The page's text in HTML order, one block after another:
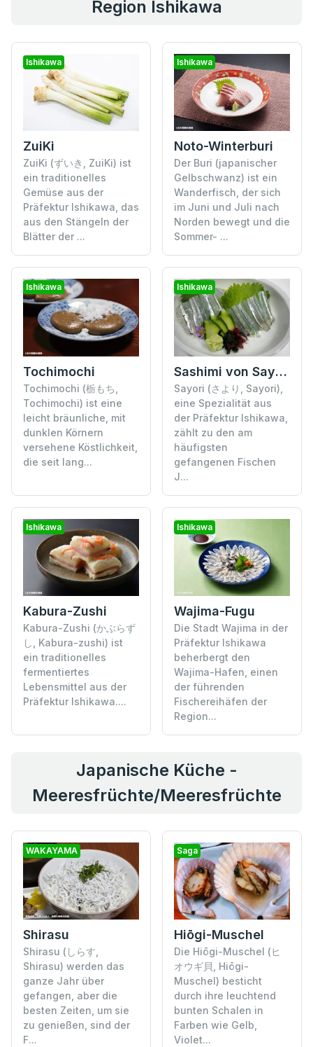
Region Ishikawa
Ishikawa
ZuiKi
ZuiKi (ずいき, ZuiKi) ist
ein traditionelles
Gemüse aus der
Präfektur Ishikawa, das
aus den Stängeln der
Blätter der ...
Ishikawa
Noto-Winterburi
Der Buri (japanischer
Gelbschwanz) ist ein
Wanderfisch, der sich
im Juni und Juli nach
Norden bewegt und die
Sommer- ...
Ishikawa
Tochimochi
Tochimochi (栃もち,
Tochimochi) ist eine
leicht bräunliche, mit
dunklen Körnern
versehene Köstlichkeit,
die seit lang...
Ishikawa
Sashimi von Sayori
Sayori (さより, Sayori),
eine Spezialität aus
der Präfektur Ishikawa,
zählt zu den am
häufigsten
gefangenen Fischen
J...
Ishikawa
Kabura-Zushi
Kabura-Zushi (かぶらず
し, Kabura-zushi) ist
ein traditionelles
fermentiertes
Lebensmittel aus der
Präfektur Ishikawa....
Ishikawa
Wajima-Fugu
Die Stadt Wajima in der
Präfektur Ishikawa
beherbergt den
Wajima-Hafen, einen
der führenden
Fischereihäfen der
Region...
Japanische Küche -
Meeresfrüchte/Meeresfrüchte
WAKAYAMA
Shirasu
Shirasu (しらす,
Shirasu) werden das
ganze Jahr über
gefangen, aber die
besten Zeiten, um sie
zu genießen, sind der
F...
Saga
Hiōgi-Muschel
Die Hiōgi-Muschel (ヒ
オウギ貝, Hiōgi-
Muschel) besticht
durch ihre leuchtend
bunten Schalen in
Farben wie Gelb,
Violet...